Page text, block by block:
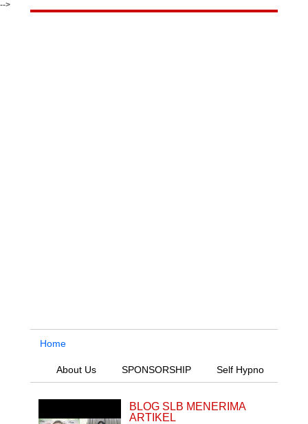
-->
Home
About Us SPONSORSHIP Self Hypno
BLOG SLB MENERIMA
ARTIKEL